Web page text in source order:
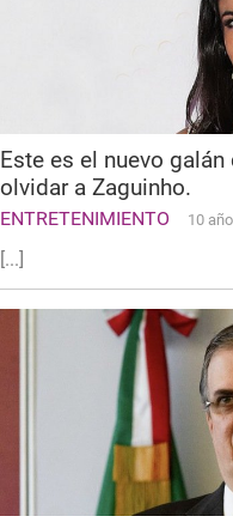
Este es el nuevo
olvidar a Zaguinho.
ENTRETENIMIENTO 10
[...]